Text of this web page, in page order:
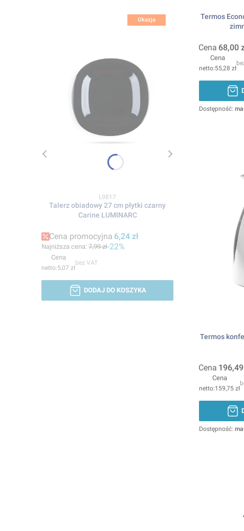
Okazja
Kod produktu
L9817
Talerz obiadowy 27 cm płytki czarny
Carine LUMINARC
Cena promocyjna 6,24 zł
Najniższa cena: 7,99 zł-22%
Cena
5,07 zł
bez VAT
DODAJ DO KOSZYKA
Termos
Cena 68,00
Cena
55,28 zł
Dostępność:
Termos
Cena 196,49
Cena
159,75 zł
Dostępność: